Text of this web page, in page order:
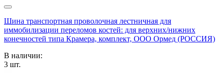
Шина транспортная проволочная лестничная для
иммобилизации переломов костей: для верхних/нижних
конечностей типа Крамера, комплект, ООО Ормед (РОССИЯ)
В наличии:
3 шт.